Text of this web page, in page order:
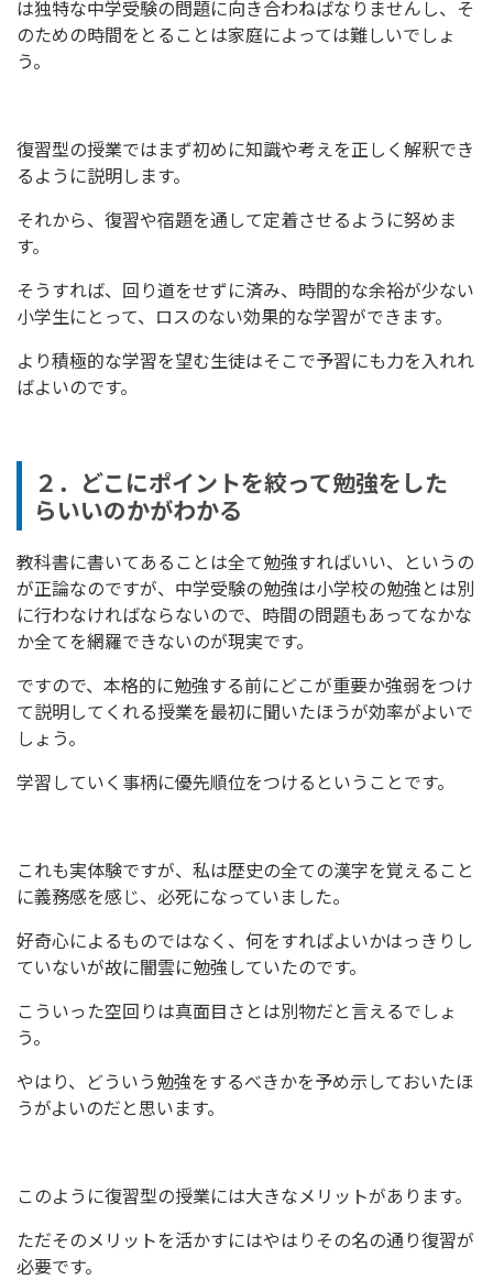
は独特な中学受験の問題に向き合わねばなりませんし、そ
のための時間をとることは家庭によっては難しいでしょ
う。
復習型の授業ではまず初めに知識や考えを正しく解釈でき
るように説明します。
それから、復習や宿題を通して定着させるように努めま
す。
そうすれば、回り道をせずに済み、時間的な余裕が少ない
小学生にとって、ロスのない効果的な学習ができます。
より積極的な学習を望む生徒はそこで予習にも力を入れれ
ばよいのです。
２．どこにポイントを絞って勉強をした
らいいのかがわかる
教科書に書いてあることは全て勉強すればいい、というの
が正論なのですが、中学受験の勉強は小学校の勉強とは別
に行わなければならないので、時間の問題もあってなかな
か全てを網羅できないのが現実です。
ですので、本格的に勉強する前にどこが重要か強弱をつけ
て説明してくれる授業を最初に聞いたほうが効率がよいで
しょう。
学習していく事柄に優先順位をつけるということです。
これも実体験ですが、私は歴史の全ての漢字を覚えること
に義務感を感じ、必死になっていました。
好奇心によるものではなく、何をすればよいかはっきりし
ていないが故に闇雲に勉強していたのです。
こういった空回りは真面目さとは別物だと言えるでしょ
う。
やはり、どういう勉強をするべきかを予め示しておいたほ
うがよいのだと思います。
このように復習型の授業には大きなメリットがあります。
ただそのメリットを活かすにはやはりその名の通り復習が
必要です。